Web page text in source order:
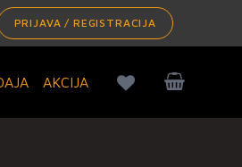
PRIJAVA / REGISTRACIJA
AKCIJA